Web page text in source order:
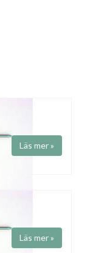
Läs mer »
Läs mer »